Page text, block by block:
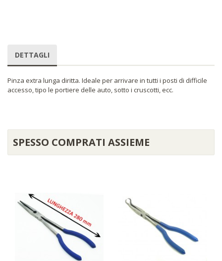
DETTAGLI
Pinza extra lunga diritta. Ideale per arrivare in tutti i posti di difficile
accesso, tipo le portiere delle auto, sotto i cruscotti, ecc.
SPESSO COMPRATI ASSIEME